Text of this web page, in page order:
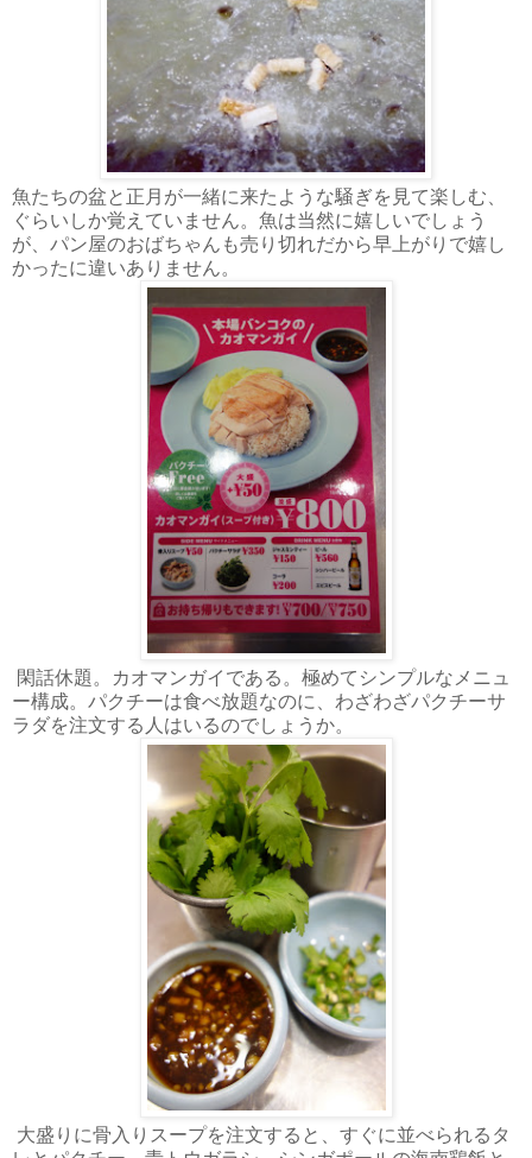
魚たちの盆と正月が一緒に来たような騒ぎを見て楽しむ、
ぐらいしか覚えていません。魚は当然に嬉しいでしょう
が、パン屋のおばちゃんも売り切れだから早上がりで嬉し
かったに違いありません。
閑話休題。カオマンガイである。極めてシンプルなメニュ
ー構成。パクチーは食べ放題なのに、わざわざパクチーサ
ラダを注文する人はいるのでしょうか。
大盛りに骨入りスープを注文すると、すぐに並べられるタ